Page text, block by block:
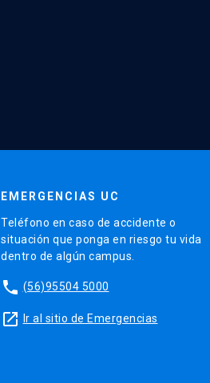
EMERGENCIAS UC
Teléfono en caso de accidente o
situación que ponga en riesgo tu vida
dentro de algún campus.
phone (56)95504 5000
launch Ir al sitio de Emergencias